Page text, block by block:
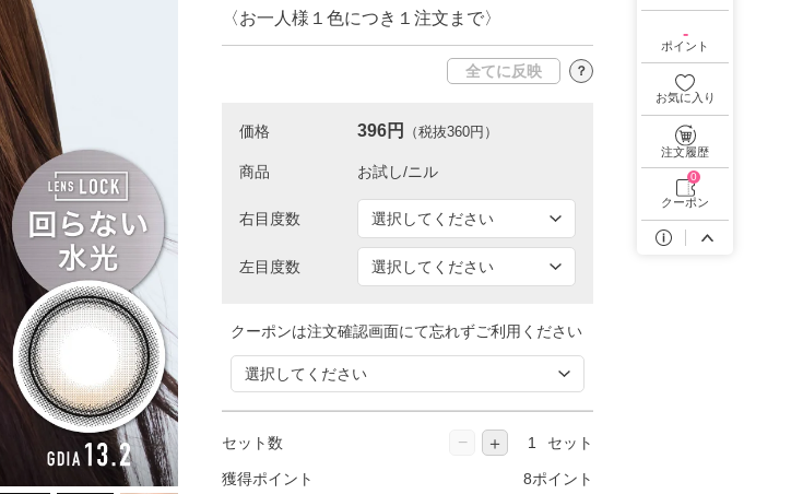
〈お一人様１色につき１注文まで〉
全てに反映 ？
価格 396円 （税抜360円）
商品
右目度数
左目度数
クーポンは注文確認画面にて忘れずご利用ください
セット数 − ＋ セット
獲得ポイント 8ポイント
-
ポイント
お気に入り
注文履歴
0
クーポン
カラコン・サークルレンズ 1day 商品一覧を見る
乱視用カラコン 1day商品一覧を見る
カラコン・サークルレンズ 2week商品一覧を見る
カラコン・サークルレンズ 1month商品一覧を見る
クリアコンタクトレンズ 1day 商品一覧を見る 乱視用カラコン 1day商品一覧を見る
クリアコンタクトレンズ 2week 商品一覧を見る
乱視用カラコン 1day商品一覧を見る
乱視用カラコン 1month商品一覧を見る